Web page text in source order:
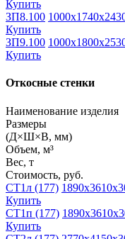
Купить
ЗП8.100
Купить
ЗП9.100
Купить
Откосные стенки
Наименование изделия
Размеры
(Д×Ш×В, мм)
Объем, м³
Вес, т
Стоимость, руб.
СТ1л (177)
Купить
СТ1п (177)
Купить